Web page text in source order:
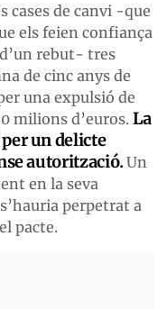
cases de canvi -que
els feien confiança
rebut- tres
de cinc anys de
una expulsió de
milions d’euros. La
un delicte
autorització.Un
en la seva
perpetrat a
pacte.